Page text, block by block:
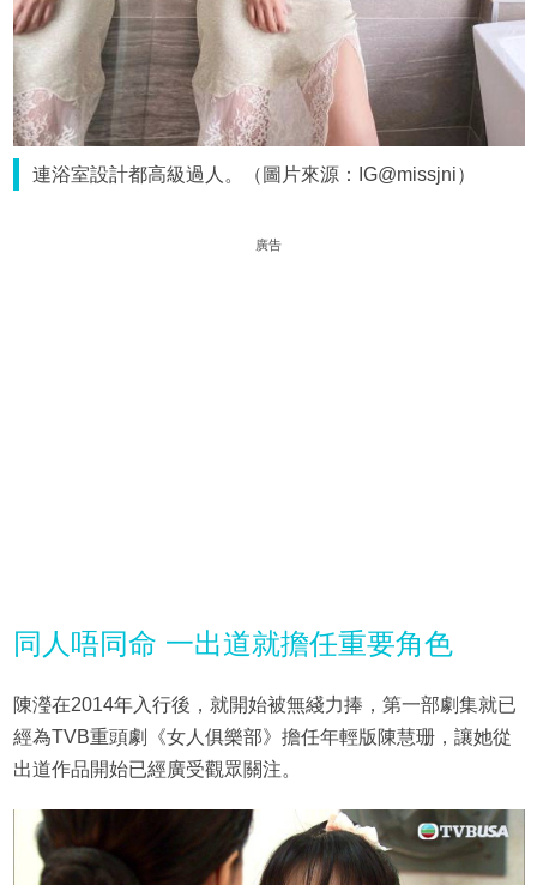
連浴室設計都高級過人。（圖片來源：IG@missjni）
廣告
同人唔同命 一出道就擔任重要角色
陳瀅在2014年入行後，就開始被無綫力捧，第一部劇集就已
經為TVB重頭劇《女人俱樂部》擔任年輕版陳慧珊，讓她從
出道作品開始已經廣受觀眾關注。